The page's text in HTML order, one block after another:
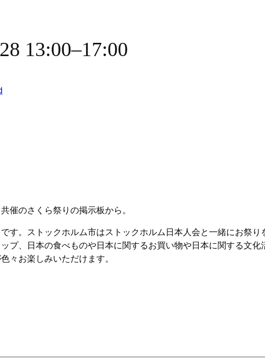
13:00–17:00
催のさくら祭りの掲示板から。
す。ストックホルム市はストックホルム日本人会と一緒にお祭
プ、日本の食べものや日本に関するお買い物や日本に関する文化
々お楽しみいただけます。